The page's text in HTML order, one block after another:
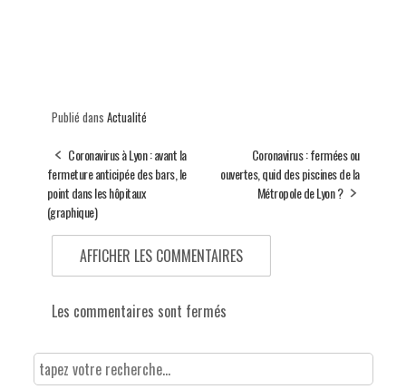
Publié dans Actualité
Coronavirus à Lyon : avant la
fermeture anticipée des bars, le
point dans les hôpitaux
(graphique)
Coronavirus : fermées ou
ouvertes, quid des piscines de la
Métropole de Lyon ?
AFFICHER LES COMMENTAIRES
Les commentaires sont fermés